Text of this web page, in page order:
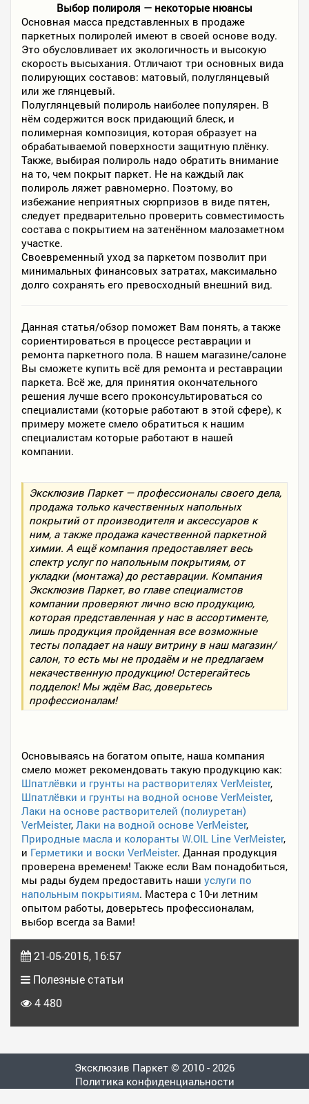
Выбор полироля — некоторые нюансы
Основная масса представленных в продаже
паркетных полиролей имеют в своей основе воду.
Это обусловливает их экологичность и высокую
скорость высыхания. Отличают три основных вида
полирующих составов: матовый, полуглянцевый
или же глянцевый.
Полуглянцевый полироль наиболее популярен. В
нём содержится воск придающий блеск, и
полимерная композиция, которая образует на
обрабатываемой поверхности защитную плёнку.
Также, выбирая полироль надо обратить внимание
на то, чем покрыт паркет. Не на каждый лак
полироль ляжет равномерно. Поэтому, во
избежание неприятных сюрпризов в виде пятен,
следует предварительно проверить совместимость
состава с покрытием на затенённом малозаметном
участке.
Своевременный уход за паркетом позволит при
минимальных финансовых затратах, максимально
долго сохранять его превосходный внешний вид.
Данная статья/обзор поможет Вам понять, а также
сориентироваться в процессе реставрации и
ремонта паркетного пола. В нашем магазине/салоне
Вы сможете купить всё для ремонта и реставрации
паркета. Всё же, для принятия окончательного
решения лучше всего проконсультироваться со
специалистами (которые работают в этой сфере), к
примеру можете смело обратиться к нашим
специалистам которые работают в нашей
компании.
Эксклюзив Паркет — профессионалы своего дела,
продажа только качественных напольных
покрытий от производителя и аксессуаров к
ним, а также продажа качественной паркетной
химии. А ещё компания предоставляет весь
спектр услуг по напольным покрытиям, от
укладки (монтажа) до реставрации. Компания
Эксклюзив Паркет, во главе специалистов
компании проверяют лично всю продукцию,
которая представленная у нас в ассортименте,
лишь продукция пройденная все возможные
тесты попадает на нашу витрину в наш магазин/
салон, то есть мы не продаём и не предлагаем
некачественную продукцию! Остерегайтесь
подделок! Мы ждём Вас, доверьтесь
профессионалам!
Основываясь на богатом опыте, наша компания
смело может рекомендовать такую продукцию как:
Шпатлёвки и грунты на растворителях VerMeister,
Шпатлёвки и грунты на водной основе VerMeister,
Лаки на основе растворителей (полиуретан)
VerMeister, Лаки на водной основе VerMeister,
Природные масла и колоранты W.OIL Line VerMeister,
и Герметики и воски VerMeister. Данная продукция
проверена временем! Также если Вам понадобиться,
мы рады будем предоставить наши услуги по
напольным покрытиям. Мастера с 10-и летним
опытом работы, доверьтесь профессионалам,
выбор всегда за Вами!
21-05-2015, 16:57
Полезные статьи
4 480
Эксклюзив Паркет © 2010 - 2026
Политика конфиденциальности